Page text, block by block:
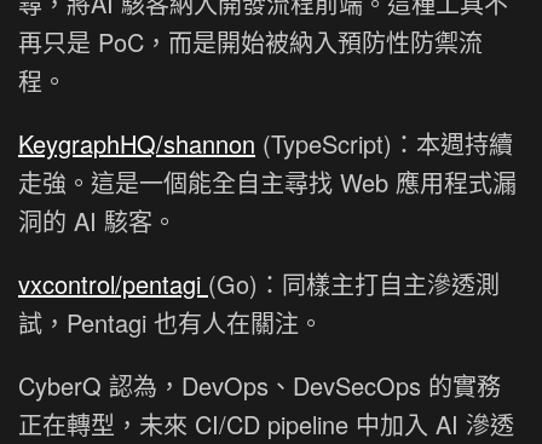
再只是 PoC，而是開始被納入預防性防禦流
程。
KeygraphHQ/shannon (TypeScript)：本週持續
走強。這是一個能全自主尋找 Web 應用程式漏
洞的 AI 駭客。
vxcontrol/pentagi (Go)：同樣主打自主滲透測
試，Pentagi 也有人在關注。
CyberQ 認為，DevOps、DevSecOps 的實務
正在轉型，未來 CI/CD pipeline 中加入 AI 滲透